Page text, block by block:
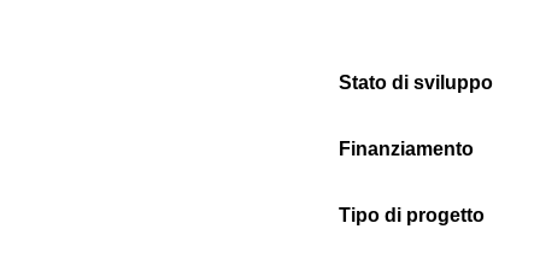
Stato di sviluppo
Finanziamento
Tipo di progetto